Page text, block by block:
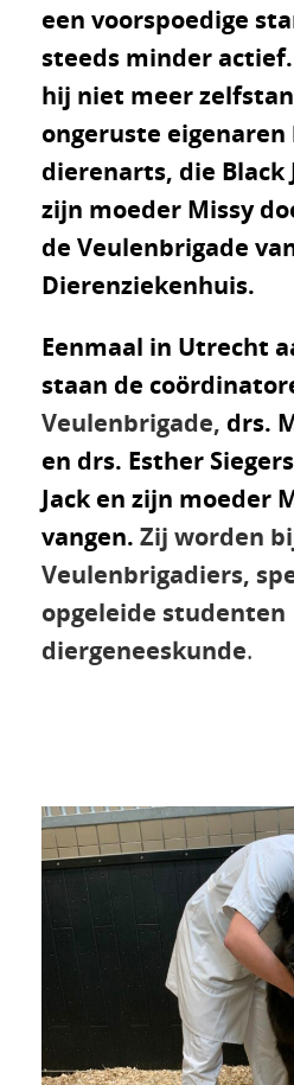
een voorspoedige
steeds minder
hij niet meer
ongeruste
dierenarts, die Black
zijn moeder Missy
de Veulenbrigade
Dierenziekenhuis.
Eenmaal in Utrecht
staan de
Veulenbrigade, drs.
en drs. Esther
Jack en zijn moeder
vangen. Zij worden
Veulenbrigadiers,
opgeleide studenten
diergeneeskunde.